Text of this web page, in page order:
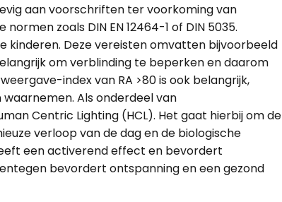
aan voorschriften ter voorkoming van
zoals DIN EN 12464-1 of DIN 5035.
kinderen. Deze vereisten omvatten bijvoorbeeld
om verblinding te beperken en daarom
index van RA >80 is ook belangrijk,
Als onderdeel van
Centric Lighting (HCL). Het gaat hierbij om de
verloop van de dag en de biologische
een activerend effect en bevordert
bevordert ontspanning en een gezond